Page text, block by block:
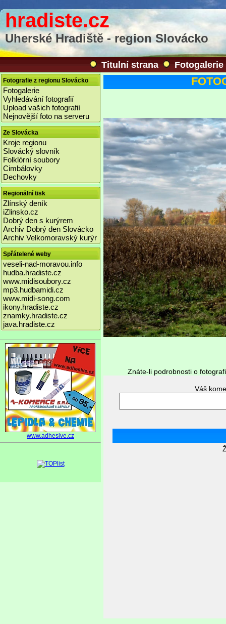
hradiste.cz
Uherské Hradiště - region Slovácko
Titulní strana Fotogalerie
Fotografie z regionu Slovácko
Fotogalerie
Vyhledávání fotografií
Upload vašich fotografií
Nejnovější foto na serveru
Ze Slovácka
Kroje regionu
Slovácký slovník
Folklórní soubory
Cimbálovky
Dechovky
Regionální tisk
Zlínský deník
iZlinsko.cz
Dobrý den s kurýrem
Archiv Dobrý den Slovácko
Archiv Velkomoravský kurýr
Spřátelené weby
veseli-nad-moravou.info
hudba.hradiste.cz
www.midisoubory.cz
mp3.hudbamidi.cz
www.midi-song.com
ikony.hradiste.cz
znamky.hradiste.cz
java.hradiste.cz
www.adhesive.cz
Znáte-li podrobnosti o